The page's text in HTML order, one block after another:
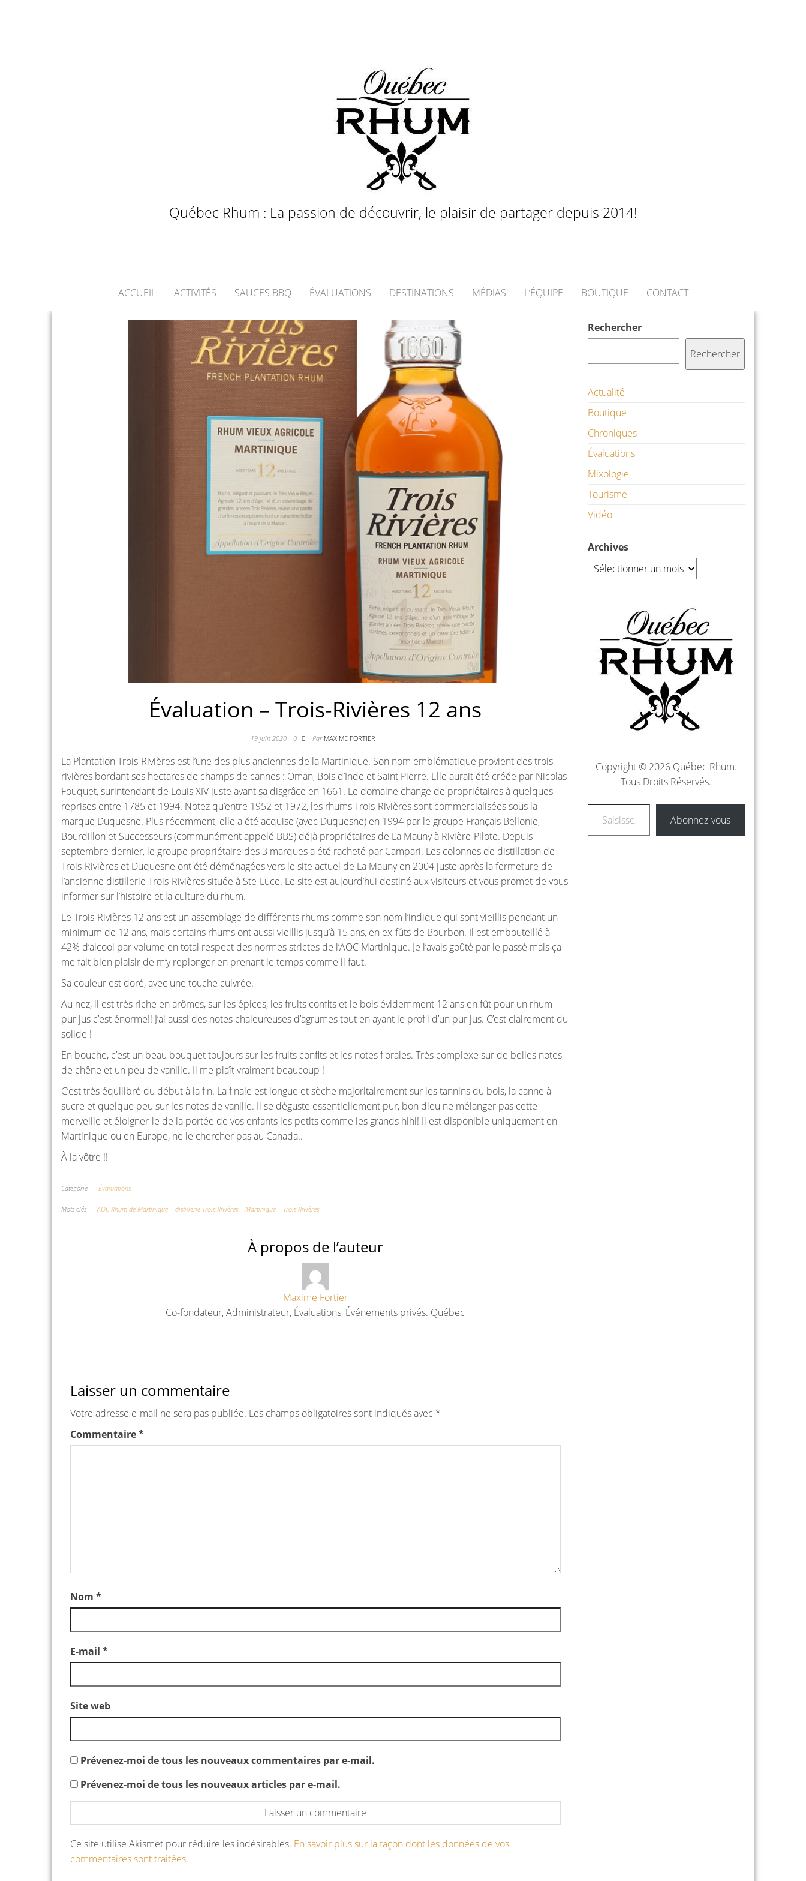
Québec Rhum : La passion de découvrir, le plaisir de partager depuis 2014!
ACCUEIL ACTIVITÉS SAUCES BBQ ÉVALUATIONS DESTINATIONS MÉDIAS L’ÉQUIPE BOUTIQUE CONTACT
Évaluation – Trois-Rivières 12 ans
19 juin 2020 0 Par MAXIME FORTIER
La Plantation Trois-Rivières est l’une des plus anciennes de la Martinique. Son nom emblématique provient des trois
rivières bordant ses hectares de champs de cannes : Oman, Bois d’Inde et Saint Pierre. Elle aurait été créée par Nicolas
Fouquet, surintendant de Louis XIV juste avant sa disgrâce en 1661. Le domaine change de propriétaires à quelques
reprises entre 1785 et 1994. Notez qu’entre 1952 et 1972, les rhums Trois-Rivières sont commercialisées sous la
marque Duquesne. Plus récemment, elle a été acquise (avec Duquesne) en 1994 par le groupe Français Bellonie,
Bourdillon et Successeurs (communément appelé BBS) déjà propriétaires de La Mauny à Rivière-Pilote. Depuis
septembre dernier, le groupe propriétaire des 3 marques a été racheté par Campari. Les colonnes de distillation de
Trois-Rivières et Duquesne ont été déménagées vers le site actuel de La Mauny en 2004 juste après la fermeture de
l’ancienne distillerie Trois-Rivières située à Ste-Luce. Le site est aujourd’hui destiné aux visiteurs et vous promet de vous
informer sur l’histoire et la culture du rhum.
Le Trois-Rivières 12 ans est un assemblage de différents rhums comme son nom l’indique qui sont vieillis pendant un
minimum de 12 ans, mais certains rhums ont aussi vieillis jusqu’à 15 ans, en ex-fûts de Bourbon. Il est embouteillé à
42% d’alcool par volume en total respect des normes strictes de l’AOC Martinique. Je l’avais goûté par le passé mais ça
me fait bien plaisir de m’y replonger en prenant le temps comme il faut.
Sa couleur est doré, avec une touche cuivrée.
Au nez, il est très riche en arômes, sur les épices, les fruits confits et le bois évidemment 12 ans en fût pour un rhum
pur jus c’est énorme!! J’ai aussi des notes chaleureuses d’agrumes tout en ayant le profil d’un pur jus. C’est clairement du
solide !
En bouche, c’est un beau bouquet toujours sur les fruits confits et les notes florales. Très complexe sur de belles notes
de chêne et un peu de vanille. Il me plaît vraiment beaucoup !
C’est très équilibré du début à la fin. La finale est longue et sèche majoritairement sur les tannins du bois, la canne à
sucre et quelque peu sur les notes de vanille. Il se déguste essentiellement pur, bon dieu ne mélanger pas cette
merveille et éloigner-le de la portée de vos enfants les petits comme les grands hihi! Il est disponible uniquement en
Martinique ou en Europe, ne le chercher pas au Canada..
À la vôtre !!
Catégorie Évaluations
Mots-clés AOC Rhum de Martinique distillerie Trois-Rivières Martinique Trois Rivières
À propos de l’auteur
Maxime Fortier
Co-fondateur, Administrateur, Évaluations, Événements privés. Québec
Laisser un commentaire
Votre adresse e-mail ne sera pas publiée. Les champs obligatoires sont indiqués avec *
Commentaire*
Nom *
E-mail *
Site web
Prévenez-moi de tous les nouveaux commentaires par e-mail.
Prévenez-moi de tous les nouveaux articles par e-mail.
Ce site utilise Akismet pour réduire les indésirables. En savoir plus sur la façon dont les données de vos
commentaires sont traitées.
Rechercher
Rechercher
Actualité
Boutique
Chroniques
Évaluations
Mixologie
Tourisme
Vidéo
Archives
Copyright © 2026 Québec Rhum.
Tous Droits Réservés.
Abonnez-vous